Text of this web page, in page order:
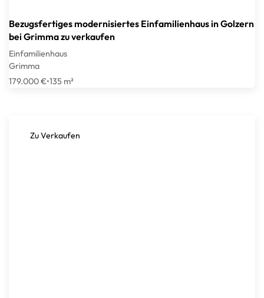
Bezugsfertiges modernisiertes Einfamilienhaus in Golzern
bei Grimma zu verkaufen
Einfamilienhaus
Grimma
179.000 €•135 m²
Zu Verkaufen